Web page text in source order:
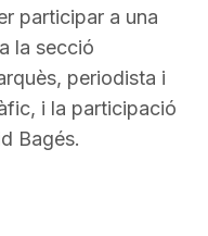
participar a una
la secció
periodista i
i la participació
Bagés.